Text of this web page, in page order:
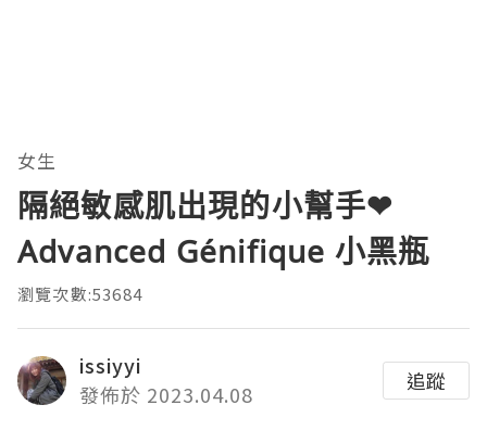
女生
隔絕敏感肌出現的小幫手❤
Advanced Génifique 小黑瓶
瀏覽次數:53684
issiyyi
發佈於 2023.04.08
追蹤